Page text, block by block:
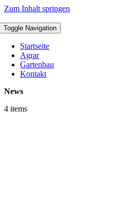
Zum Inhalt springen
Toggle Navigation
Startseite
Agrar
Gartenbau
Kontakt
News
4 items